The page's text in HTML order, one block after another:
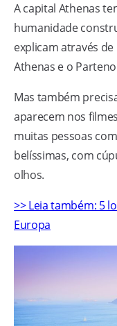
A capital Athenas
humanidade
explicam através
Athenas e o
Mas também
aparecem nos
muitas pessoas
belíssimas, com
olhos.
>> Leia também: 5
Europa